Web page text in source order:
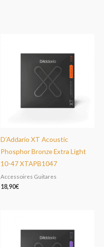
D’Addario XT Acoustic
Phosphor Bronze Extra Light
10-47 XTAPB1047
Accessoires Guitares
18,90€